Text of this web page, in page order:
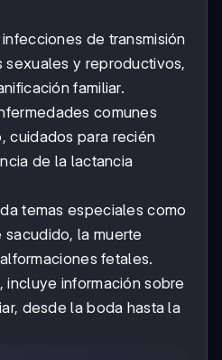
de transmisión
y reproductivos,
familiar.
comunes
cuidados para recién
de la lactancia
temas especiales como
la muerte
fetales.
incluye información sobre
desde la boda hasta la